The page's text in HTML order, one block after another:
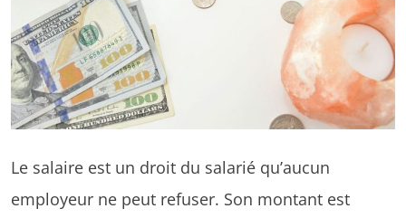
Le salaire est un droit du salarié qu’aucun
employeur ne peut refuser. Son montant est